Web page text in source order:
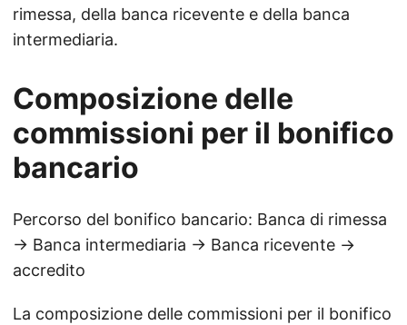
rimessa, della banca ricevente e della banca
intermediaria.
Composizione delle
commissioni per il bonifico
bancario
Percorso del bonifico bancario: Banca di rimessa
→ Banca intermediaria → Banca ricevente →
accredito
La composizione delle commissioni per il bonifico